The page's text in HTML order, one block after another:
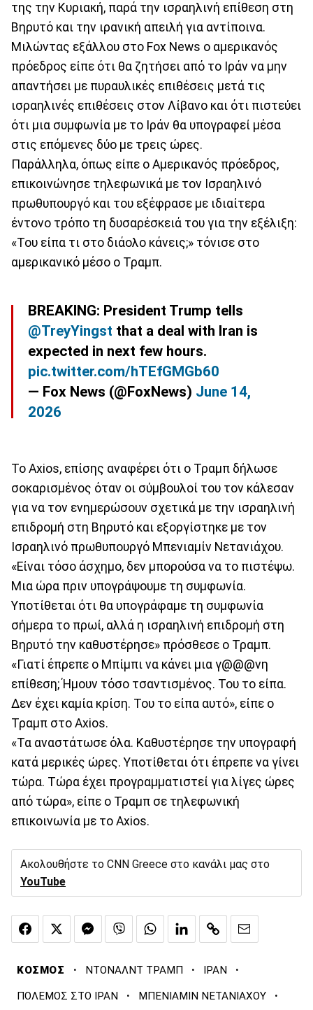
της την Κυριακή, παρά την ισραηλινή επίθεση στη
Βηρυτό και την ιρανική απειλή για αντίποινα.
Μιλώντας εξάλλου στο Fox News ο αμερικανός
πρόεδρος είπε ότι θα ζητήσει από το Ιράν να μην
απαντήσει με πυραυλικές επιθέσεις μετά τις
ισραηλινές επιθέσεις στον Λίβανο και ότι πιστεύει
ότι μια συμφωνία με το Ιράν θα υπογραφεί μέσα
στις επόμενες δύο με τρεις ώρες.
Παράλληλα, όπως είπε ο Αμερικανός πρόεδρος,
επικοινώνησε τηλεφωνικά με τον Ισραηλινό
πρωθυπουργό και του εξέφρασε με ιδιαίτερα
έντονο τρόπο τη δυσαρέσκειά του για την εξέλιξη:
«Του είπα τι στο διάολο κάνεις;» τόνισε στο
αμερικανικό μέσο ο Τραμπ.
BREAKING: President Trump tells
@TreyYingst that a deal with Iran is
expected in next few hours.
pic.twitter.com/hTEfGMGb60
— Fox News (@FoxNews) June 14,
2026
Το Axios, επίσης αναφέρει ότι ο Τραμπ δήλωσε
σοκαρισμένος όταν οι σύμβουλοί του τον κάλεσαν
για να τον ενημερώσουν σχετικά με την ισραηλινή
επιδρομή στη Βηρυτό και εξοργίστηκε με τον
Ισραηλινό πρωθυπουργό Μπενιαμίν Νετανιάχου.
«Είναι τόσο άσχημο, δεν μπορούσα να το πιστέψω.
Μια ώρα πριν υπογράψουμε τη συμφωνία.
Υποτίθεται ότι θα υπογράφαμε τη συμφωνία
σήμερα το πρωί, αλλά η ισραηλινή επιδρομή στη
Βηρυτό την καθυστέρησε» πρόσθεσε ο Τραμπ.
«Γιατί έπρεπε ο Μπίμπι να κάνει μια γ@@@νη
επίθεση; Ήμουν τόσο τσαντισμένος. Του το είπα.
Δεν έχει καμία κρίση. Του το είπα αυτό», είπε ο
Τραμπ στο Axios.
«Τα αναστάτωσε όλα. Καθυστέρησε την υπογραφή
κατά μερικές ώρες. Υποτίθεται ότι έπρεπε να γίνει
τώρα. Τώρα έχει προγραμματιστεί για λίγες ώρες
από τώρα», είπε ο Τραμπ σε τηλεφωνική
επικοινωνία με το Axios.
Ακολουθήστε το CNN Greece στο κανάλι μας στο
YouTube
ΚΟΣΜΟΣ · ΝΤΟΝΑΛΝΤ ΤΡΑΜΠ · ΙΡΑΝ ·
ΠΟΛΕΜΟΣ ΣΤΟ ΙΡΑΝ · ΜΠΕΝΙΑΜΙΝ ΝΕΤΑΝΙΑΧΟΥ ·